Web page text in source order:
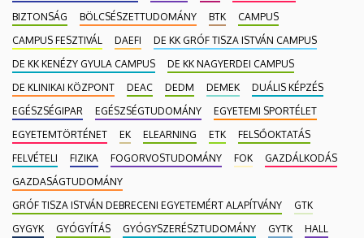
BIZTONSÁG
BÖLCSÉSZETTUDOMÁNY BTK
CAMPUS
CAMPUS FESZTIVÁL
DAEFI
DE KK GRÓF TISZA ISTVÁN CAMPUS
DE KK KENÉZY GYULA CAMPUS
DE KK NAGYERDEI CAMPUS
DE KLINIKAI KÖZPONT
DEAC DEDM DEMEK
DUÁLIS KÉPZÉS
EGÉSZSÉGIPAR
EGÉSZSÉGTUDOMÁNY
EGYETEMI SPORTÉLET
EGYETEMTÖRTÉNET
EK ELEARNING ETK
FELSŐOKTATÁS
FELVÉTELI
FIZIKA FOGORVOSTUDOMÁNY FOK
GAZDÁLKODÁS
GAZDASÁGTUDOMÁNY
GRÓF TISZA ISTVÁN DEBRECENI EGYETEMÉRT ALAPÍTVÁNY
GTK
GYGYK
GYÓGYÍTÁS GYÓGYSZERÉSZTUDOMÁNY GYTK
HALL